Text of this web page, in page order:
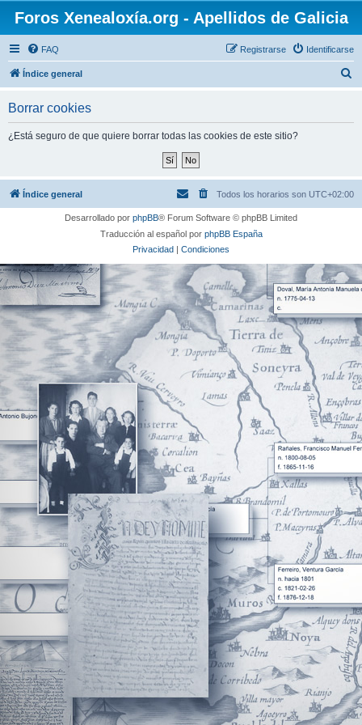
Foros Xenealoxía.org - Apellidos de Galicia
FAQ Identificarse
Registrarse
Índice general
Borrar cookies
¿Está seguro de que quiere borrar todas las cookies de este sitio?
Índice general Todos los horarios son UTC+02:00
Desarrollado por phpBB® Forum Software © phpBB Limited
Traducción al español por phpBB España
Privacidad | Condiciones